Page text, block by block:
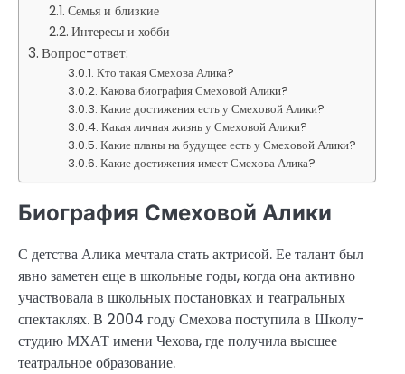
Семья и близкие
Интересы и хобби
Вопрос-ответ:
Кто такая Смехова Алика?
Какова биография Смеховой Алики?
Какие достижения есть у Смеховой Алики?
Какая личная жизнь у Смеховой Алики?
Какие планы на будущее есть у Смеховой Алики?
Какие достижения имеет Смехова Алика?
Биография Смеховой Алики
С детства Алика мечтала стать актрисой. Ее талант был
явно заметен еще в школьные годы, когда она активно
участвовала в школьных постановках и театральных
спектаклях. В 2004 году Смехова поступила в Школу-
студию МХАТ имени Чехова, где получила высшее
театральное образование.